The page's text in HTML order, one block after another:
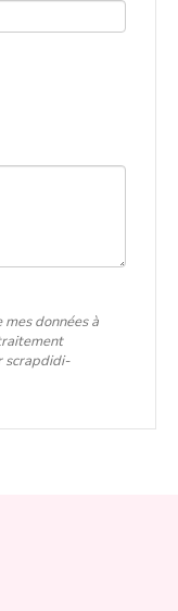
données à
scrapdidi-